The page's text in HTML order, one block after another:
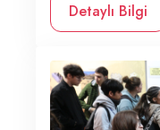
Detaylı Bilgi